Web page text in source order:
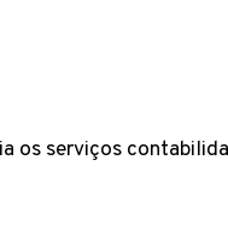
os serviços